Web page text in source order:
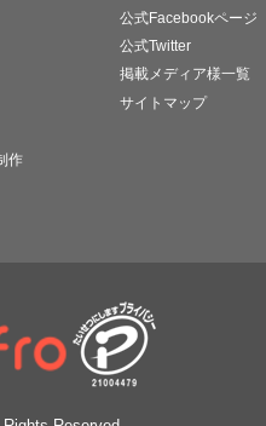
作
公式Facebookページ
公式Twitter
掲載メディア様一覧
サイトマップ